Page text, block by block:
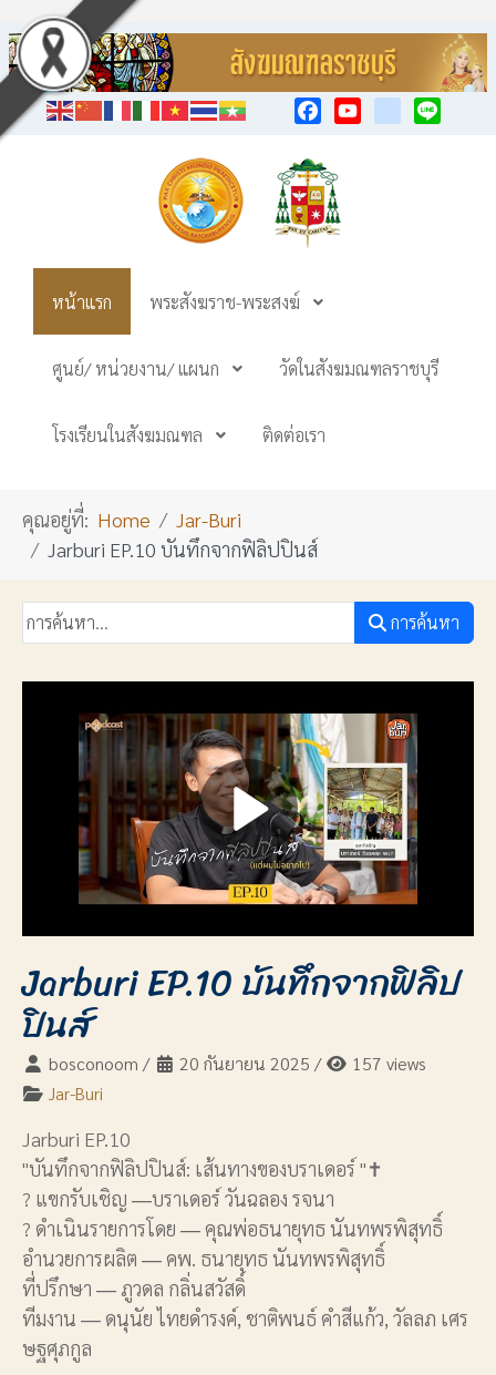
หน้าแรก พระสังฆราช-พระสงฆ์
ศูนย์/ หน่วยงาน/ แผนก วัดในสังฆมณฑลราชบุรี
โรงเรียนในสังฆมณฑล ติดต่อเรา
คุณอยู่ที่: Home
Jar-Buri
Jarburi EP.10 บันทึกจากฟิลิปปินส์
การค้นหา
Jarburi EP.10 บันทึกจากฟิลิป
ปินส์
bosconoom / 20 กันยายน 2025 /
157 views
Jar-Buri
Jarburi EP.10
"บันทึกจากฟิลิปปินส์: เส้นทางของบราเดอร์ "✝
? แขกรับเชิญ ―บราเดอร์ วันฉลอง รจนา
? ดำเนินรายการโดย ― คุณพ่อธนายุทธ นันทพรพิสุทธิ์
อำนวยการผลิต ― คพ. ธนายุทธ นันทพรพิสุทธิ์
ที่ปรึกษา ― ภูวดล กลิ่นสวัสดิ์
ทีมงาน ― ดนุนัย ไทยดำรงค์, ชาติพนธ์ คำสีแก้ว, วัลลภ เศร
ษฐศุภกูล